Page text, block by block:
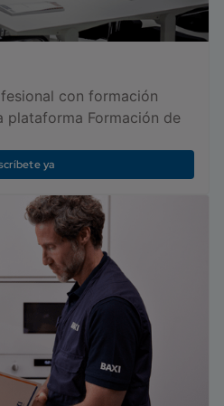
con formación
plataforma Formación de
ya